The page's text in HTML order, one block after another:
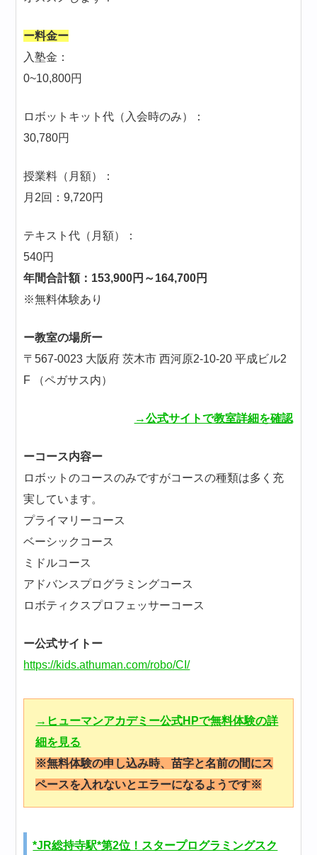
ー料金ー
入塾金：
0~10,800円
ロボットキット代（入会時のみ）：
30,780円
授業料（月額）：
月2回：9,720円
テキスト代（月額）：
540円
年間合計額：153,900円～164,700円
※無料体験あり
ー教室の場所ー
〒567-0023 大阪府 茨木市 西河原2-10-20 平成ビル2
F （ペガサス内）
→公式サイトで教室詳細を確認
ーコース内容ー
ロボットのコースのみですがコースの種類は多く充
実しています。
プライマリーコース
ベーシックコース
ミドルコース
アドバンスプログラミングコース
ロボティクスプロフェッサーコース
ー公式サイトー
https://kids.athuman.com/robo/CI/
→ヒューマンアカデミー公式HPで無料体験の詳
細を見る
※無料体験の申し込み時、苗字と名前の間にス
ペースを入れないとエラーになるようです※
*JR総持寺駅*第2位！スタープログラミングスク